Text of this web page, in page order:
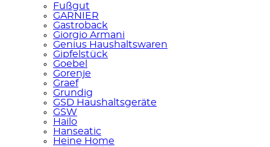
Fußgut
GARNIER
Gastroback
Giorgio Armani
Genius Haushaltswaren
Gipfelstück
Goebel
Gorenje
Graef
Grundig
GSD Haushaltsgeräte
GSW
Hailo
Hanseatic
Heine Home